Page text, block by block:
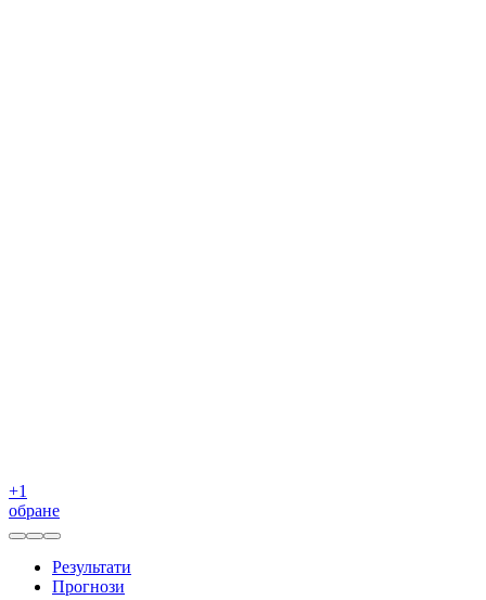
+1
обране
Результати
Прогнози